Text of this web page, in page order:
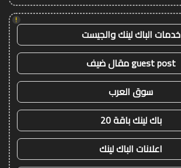
!
خدمات الباك لينك والجيست
guest post مقال ضيف
سوق العرب
باك لينك باقة 20
اعلانات الباك لينك